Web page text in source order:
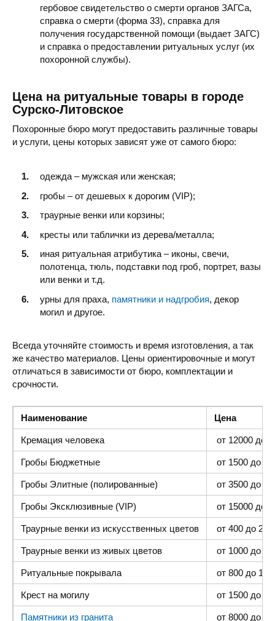
гербовое свидетельство о смерти органов ЗАГСа,
справка о смерти (форма 33), справка для
получения государственной помощи (выдает ЗАГС)
и справка о предоставлении ритуальных услуг (их
похоронной службы).
Цена на ритуальные товары в городе
Сурско-Литовское
Похоронные бюро могут предоставить различные товары
и услуги, цены которых зависят уже от самого бюро:
одежда – мужская или женская;
гробы – от дешевых к дорогим (VIP);
траурные венки или корзины;
кресты или таблички из дерева/металла;
иная ритуальная атрибутика – иконы, свечи,
полотенца, тюль, подставки под гроб, портрет, вазы
или венки и т.д.
урны для праха, памятники и надгробия, декор
могил и другое.
Всегда уточняйте стоимость и время изготовления, а так
же качество материалов. Цены ориентировочные и могут
отличаться в зависимости от бюро, комплектации и
срочности.
Наименование Цена
Кремация человека от 12000 до
Гробы Бюджетные от 1500 до
Гробы Элитные (полированные) от 3500 до
Гробы Эксклюзивные (VIP) от 15000 до
Траурные венки из искусственных цветов от 400 до
Траурные венки из живых цветов от 1000 до
Ритуальные покрывала от 800 до
Крест на могилу от 1500 до
Памятники из гранита от 8000 до 25